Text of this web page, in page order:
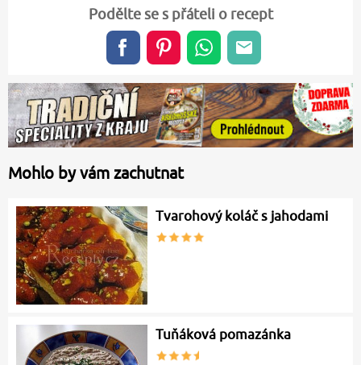
Podělte se s přáteli o recept
Mohlo by vám zachutnat
Tvarohový koláč s jahodami
Tuňáková pomazánka